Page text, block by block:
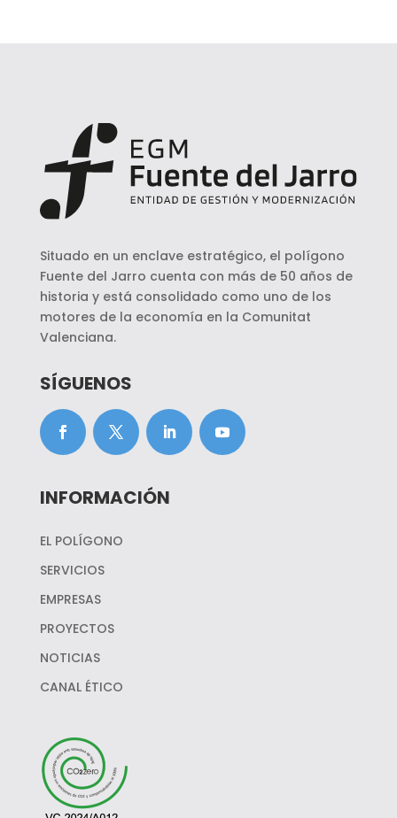
Situado en un enclave estratégico, el polígono
Fuente del Jarro cuenta con más de 50 años de
historia y está consolidado como uno de los
motores de la economía en la Comunitat
Valenciana.
SÍGUENOS
INFORMACIÓN
EL POLÍGONO
SERVICIOS
EMPRESAS
PROYECTOS
NOTICIAS
CANAL ÉTICO